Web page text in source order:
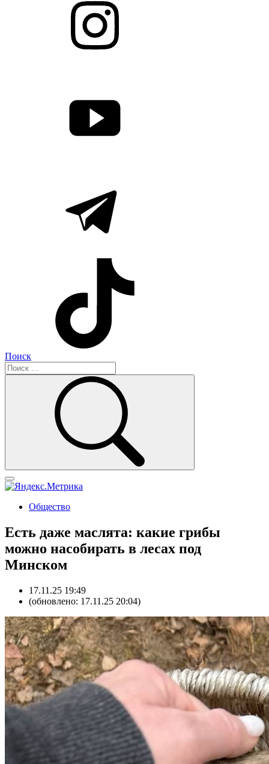
Поиск
Общество
Есть даже маслята: какие грибы
можно насобирать в лесах под
Минском
17.11.25 19:49
(обновлено: 17.11.25 20:04)